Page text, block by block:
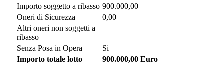
Importo soggetto a ribasso 900.000,00
Oneri di Sicurezza
0,00
Altri oneri non soggetti a
ribasso
Senza Posa in Opera
Si
Importo totale lotto
900.000,00 Euro